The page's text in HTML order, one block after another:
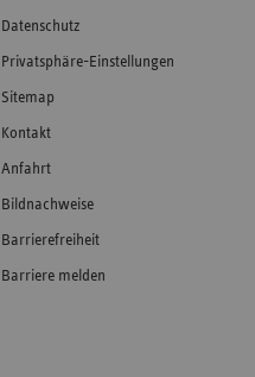
Datenschutz
Privatsphäre-Einstellungen
Sitemap
Kontakt
Anfahrt
Bildnachweise
Barrierefreiheit
Barriere melden